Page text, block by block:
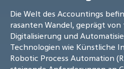
Die Welt des Accountings
rasanten Wandel, geprägt
Digitalisierung und
Technologien wie Künstliche
Robotic Process Automation